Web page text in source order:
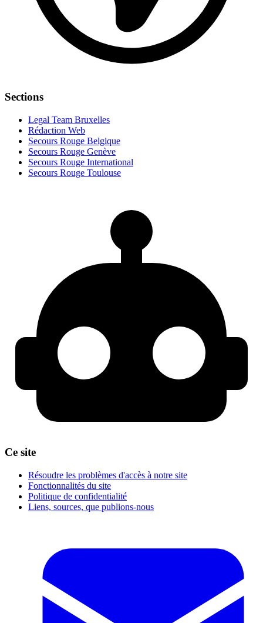
Sections
Legal Team Bruxelles
Rédaction Web
Secours Rouge Belgique
Secours Rouge Genève
Secours Rouge International
Secours Rouge Toulouse
Ce site
Résoudre les problèmes d'accès à notre site
Fonctionnalités du site
Politique de confidentialité
Liens, sources, que publions-nous